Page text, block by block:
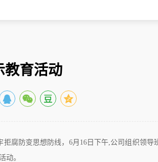
教育活动
腐防变思想防线，6月16日下午,公司组织领导
动。